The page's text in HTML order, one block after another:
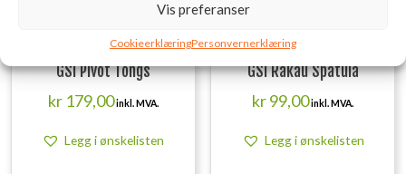
Vis preferanser
CookieerklæringPersonvernerklæring
GSI Pivot Tongs
kr179,00inkl. MVA.
Legg i ønskelisten
GSI Rakau Spatula
kr99,00inkl. MVA.
Legg i ønskelisten